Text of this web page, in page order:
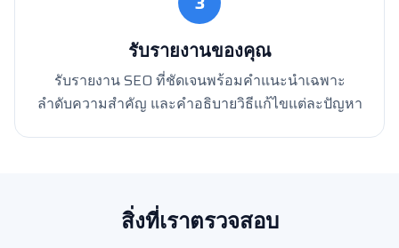
รับรายงานของคุณ
รับรายงาน SEO ที่ชัดเจนพร้อมคำแนะนำเฉพาะ
ลำดับความสำคัญ และคำอธิบายวิธีแก้ไขแต่ละปัญหา
สิ่งที่เราตรวจสอบ